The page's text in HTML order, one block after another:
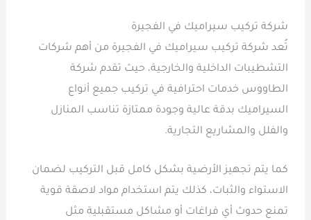
شركة تركيب سيراميك في الفجيرة
تُعد شركة تركيب سيراميك في الفجيرة من أهم شركات
التشطيبات الداخلية والخارجية، حيث تقدم شركة
الطاووس خدمات احترافية في تركيب جميع أنواع
السيراميك بدقة عالية وجودة ممتازة تناسب المنازل
والفلل والمشاريع التجارية.
كما يتم تجهيز الأرضية بشكل كامل قبل التركيب لضمان
الاستواء والثبات، كذلك يتم استخدام مواد لاصقة قوية
تمنع حدوث أي فراغات أو مشاكل مستقبلية مثل